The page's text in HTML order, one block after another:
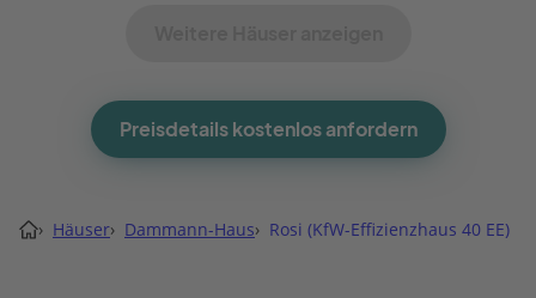
Preisdetails kostenlos anfordern
› Häuser› Dammann-Haus› Rosi (KfW-Effizienzhaus 40 EE)